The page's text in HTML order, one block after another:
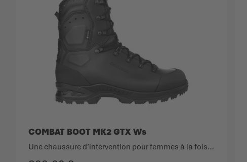
COMBAT BOOT MK2 GTX Ws
Une chaussure d’intervention pour femmes à la fois classique et légère, offrant une protection sans compromis.